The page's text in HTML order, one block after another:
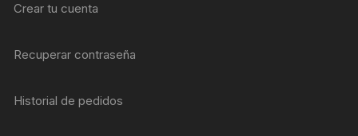
Crear tu cuenta
Recuperar contraseña
Historial de pedidos